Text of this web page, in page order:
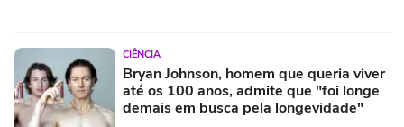
CIÊNCIA
Bryan Johnson, homem que queria viver
até os 100 anos, admite que "foi longe
demais em busca pela longevidade"